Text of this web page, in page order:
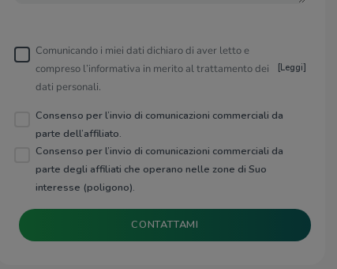
Comunicando i miei dati dichiaro di aver letto e
compreso l’informativa in merito al trattamento dei
dati personali.
[Leggi]
Consenso per l’invio di comunicazioni commerciali da
parte dell’affiliato.
Consenso per l’invio di comunicazioni commerciali da
parte degli affiliati che operano nelle zone di Suo
interesse (poligono).
CONTATTAMI